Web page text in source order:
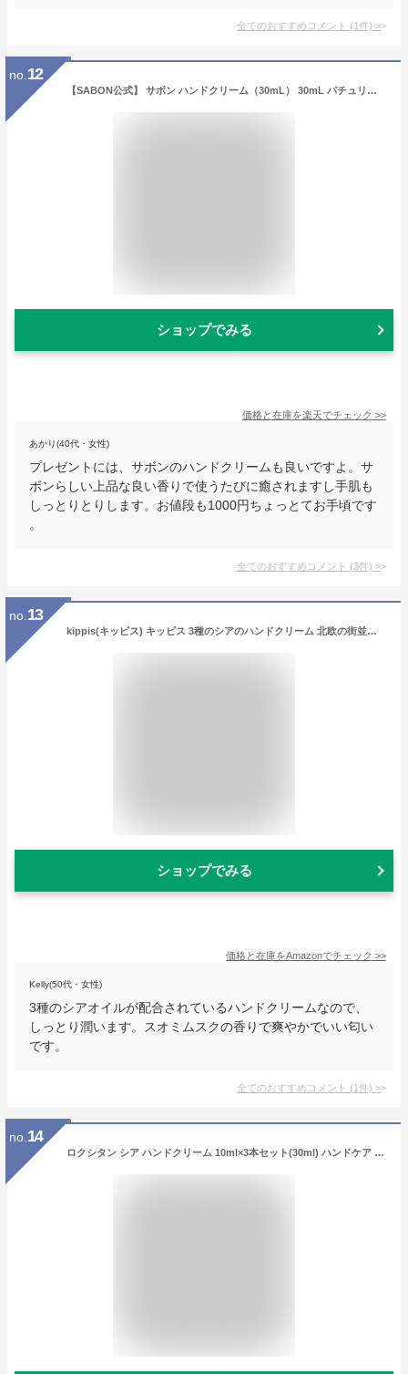
全てのおすすめコメント (1件) >
no. 12
【SABON公式】 サボン ハンドクリーム（30mL） 30mL パチュリ・ラベンダー・バニラ デリケート・ジャスミン ムスク ラベンダー・アップル グリーン・ローズ ジンジャー・オレンジ ホワイトティー ローズティー TOKYO
ショップでみる
価格と在庫を楽天でチェック >>
あかり(40代・女性)
プレゼントには、サボンのハンドクリームも良いですよ。サ
ボンらしい上品な良い香りで使うたびに癒されますし手肌も
しっとりとりします。お値段も1000円ちょっとてお手頃です
。
全てのおすすめコメント (3件) >
no. 13
kippis(キッピス) キッピス 3種のシアのハンドクリーム 北欧の街並み感じるスオミムスクの香り 40グラム (x 1)
ショップでみる
価格と在庫をAmazonでチェック >>
Kelly(50代・女性)
3種のシアオイルが配合されているハンドクリームなので、
しっとり潤います。スオミムスクの香りで爽やかでいい匂い
です。
全てのおすすめコメント (1件) >
no. 14
ロクシタン シア ハンドクリーム 10ml×3本セット(30ml) ハンドケア ミニサイズ L'OCCITANE ハンドケア [2127]メール便無料[A][TN100] シアバター ネイルケア プレゼント ギフト 母の日 クリスマス 誕生日 バレンタイン